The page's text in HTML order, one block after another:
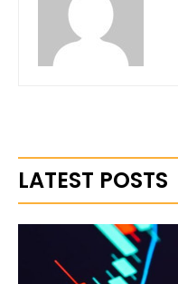
LATEST POSTS